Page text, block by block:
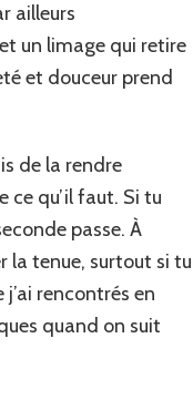
ailleurs
un limage qui retire
et douceur prend
de la rendre
ce qu’il faut. Si tu
passe. À
la tenue, surtout si tu
rencontrés en
quand on suit